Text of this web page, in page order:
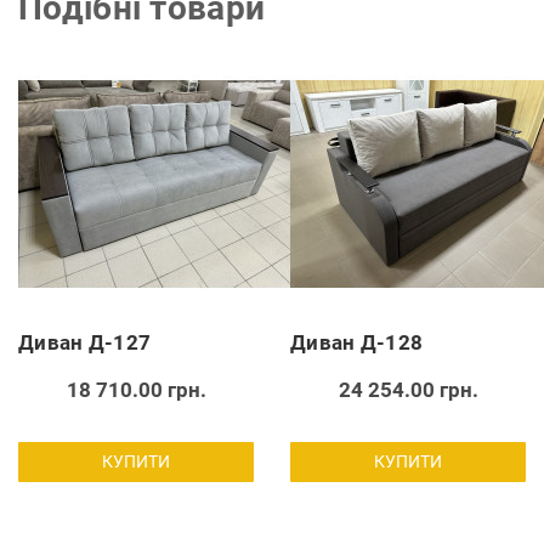
Диван Д-127
18 710.00 грн.
КУПИТИ
Диван Д-128
24 254.00 грн.
КУПИТИ